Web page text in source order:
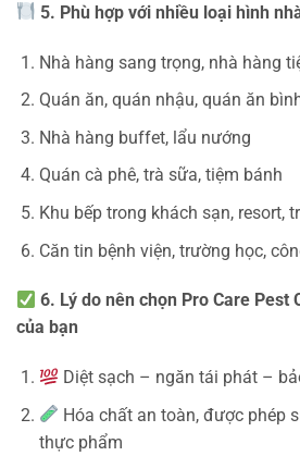
5. Phù hợp với nhiều loại hình
Nhà hàng sang trọng, nhà hàng
Quán ăn, quán nhậu, quán ăn
Nhà hàng buffet, lẩu nướng
Quán cà phê, trà sữa, tiệm bánh
Khu bếp trong khách sạn, resort,
Căn tin bệnh viện, trường học,
6. Lý do nên chọn Pro Care Pest
của bạn
Diệt sạch – ngăn tái phát –
Hóa chất an toàn, được phép
thực phẩm